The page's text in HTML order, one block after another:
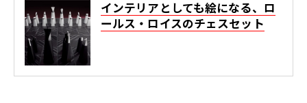
インテリアとしても絵になる、ロ
ールス・ロイスのチェスセット